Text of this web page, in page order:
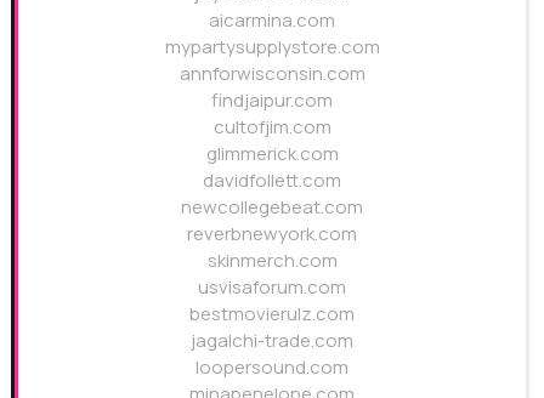
aicarmina.com
mypartysupplystore.com
annforwisconsin.com
findjaipur.com
cultofjim.com
glimmerick.com
davidfollett.com
newcollegebeat.com
reverbnewyork.com
skinmerch.com
usvisaforum.com
bestmovierulz.com
jagalchi-trade.com
loopersound.com